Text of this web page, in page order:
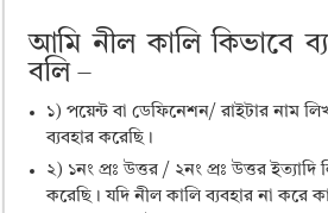
আমি নীল কালি কিভাবে
বলি –
১) পয়েন্ট বা ডেফিনেশন/ রাইটার নাম
ব্যবহার করেছি।
২) ১নং প্রঃ উত্তর / ২নং প্রঃ উত্তর ইত্যাদি
করেছি। যদি নীল কালি ব্যবহার না করে